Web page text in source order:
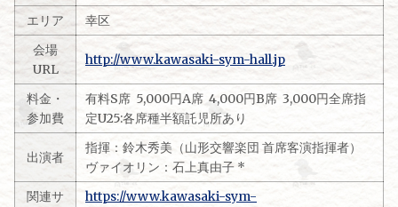
エリア
幸区
会場
URL
http://www.kawasaki-sym-hall.jp
料金・
参加費
有料S席 5,000円A席 4,000円B席 3,000円全席指
定U25:各席種半額託児所あり
出演者
指揮：鈴木秀美（山形交響楽団 首席客演指揮者）
ヴァイオリン：石上真由子 *
関連サ
https://www.kawasaki-sym-